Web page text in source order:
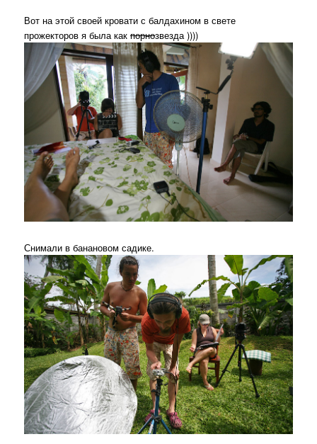
Вот на этой своей кровати с балдахином в свете
прожекторов я была какпорнозвезда ))))
Снимали в банановом садике.